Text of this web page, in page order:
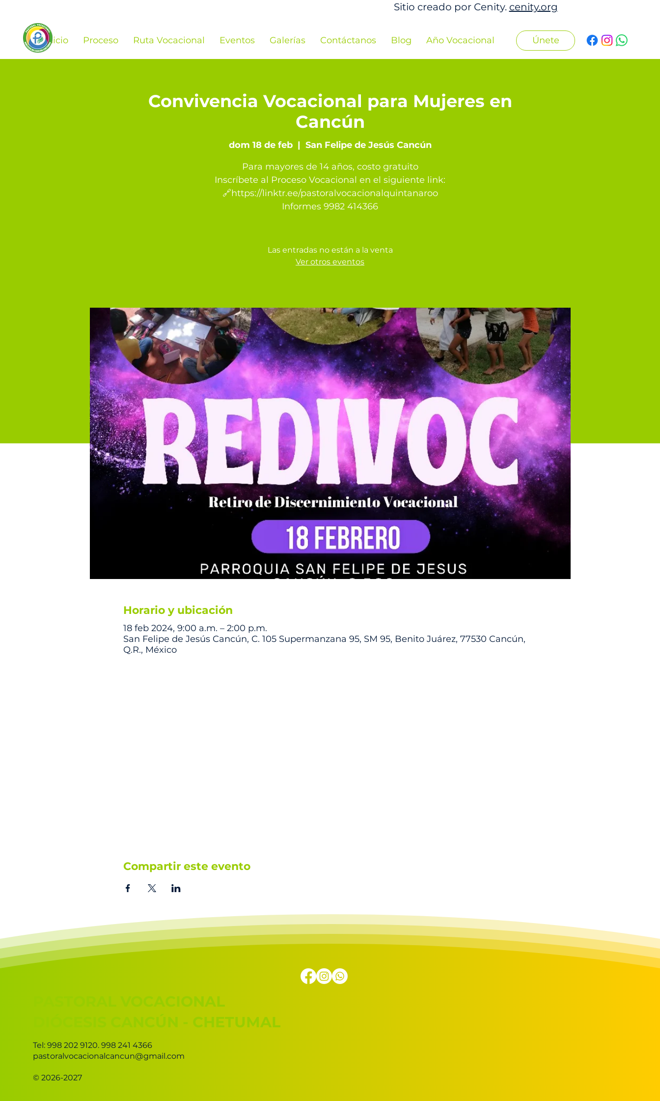
Sitio creado por Cenity. cenity.org
Inicio Proceso Ruta Vocacional Eventos Galerías Contáctanos Blog Año Vocacional Únete
Convivencia Vocacional para Mujeres en
Cancún
dom 18 de feb
  |
San Felipe de Jesús Cancún
Para mayores de 14 años, costo gratuito
Inscríbete al Proceso Vocacional en el siguiente link:
🔗https://linktr.ee/pastoralvocacionalquintanaroo
Informes 9982 414366
Las entradas no están a la venta
Ver otros eventos
Horario y ubicación
18 feb 2024, 9:00 a.m. – 2:00 p.m.
San Felipe de Jesús Cancún, C. 105 Supermanzana 95, SM 95, Benito Juárez, 77530 Cancún,
Q.R., México
Compartir este evento
PASTORAL VOCACIONAL
DIÓCESIS CANCÚN - CHETUMAL
Tel: 998 202 9120. 998 241 4366
pastoralvocacionalcancun@gmail.com
© 2026-2027